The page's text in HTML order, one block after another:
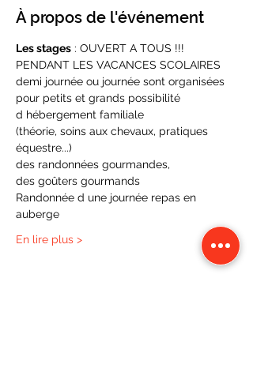
À propos de l'événement
Les stages : OUVERT A TOUS !!!
PENDANT LES VACANCES SCOLAIRES
demi journée ou journée sont organisées
pour petits et grands possibilité
d hébergement familiale
(théorie, soins aux chevaux, pratiques
équestre...)
des randonnées gourmandes,
des goûters gourmands
Randonnée d une journée repas en
auberge
En lire plus >